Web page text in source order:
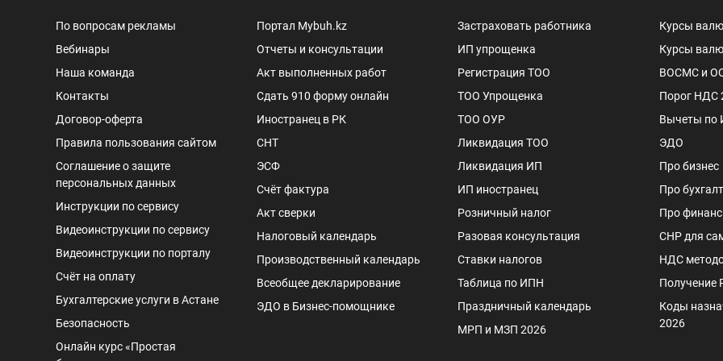
По вопросам рекламы
Вебинары
Наша команда
Контакты
Договор-оферта
Правила пользования сайтом
Соглашение о защите
персональных данных
Инструкции по сервису
Видеоинструкции по сервису
Видеоинструкции по порталу
Счёт на оплату
Бухгалтерские услуги в Астане
Безопасность
Онлайн курс «Простая
Портал Mybuh.kz
Отчеты и консультации
Акт выполненных работ
Сдать 910 форму онлайн
Иностранец в РК
СНТ
ЭСФ
Счёт фактура
Акт сверки
Налоговый календарь
Производственный календарь
Всеобщее декларирование
ЭДО в Бизнес-помощнике
Застраховать работника
ИП упрощенка
Регистрация ТОО
ТОО Упрощенка
ТОО ОУР
Ликвидация ТОО
Ликвидация ИП
ИП иностранец
Розничный налог
Разовая консультация
Ставки налогов
Таблица по ИПН
Праздничный календарь
МРП и МЗП 2026
Курсы
Курсы
ВОСМС и
Порог НДС
Вычеты по
ЭДО
Про бизнес
Про
Про
СНР для
НДС
Получение
Коды
2026